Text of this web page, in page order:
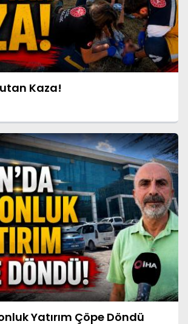
Kaza!
Yatırım Çöpe Döndü